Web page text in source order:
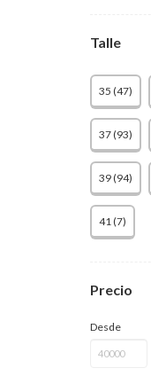
Talle
35 (47)
37 (93)
39 (94)
41 (7)
Precio
Desde